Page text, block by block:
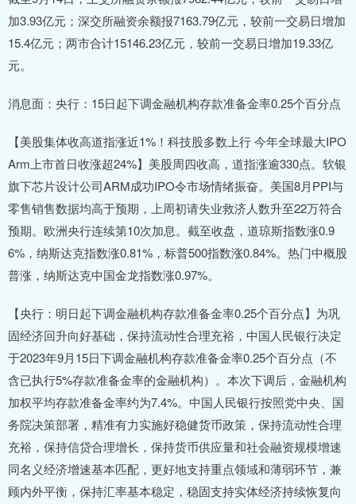
加3.93亿元；深交所融资余额报7163.79亿元，较前一交易日增加
15.4亿元；两市合计15146.23亿元，较前一交易日增加19.33亿
元。
消息面：央行：15日起下调金融机构存款准备金率0.25个百分点
【美股集体收高道指涨近1%！科技股多数上行 今年全球最大IPO
Arm上市首日收涨超24%】美股周四收高，道指涨逾330点。软银
旗下芯片设计公司ARM成功IPO令市场情绪振奋。美国8月PPI与
零售销售数据均高于预期，上周初请失业救济人数升至22万符合
预期。欧洲央行连续第10次加息。截至收盘，道琼斯指数涨0.9
6%，纳斯达克指数涨0.81%，标普500指数涨0.84%。热门中概股
普涨，纳斯达克中国金龙指数涨0.97%。
【央行：明日起下调金融机构存款准备金率0.25个百分点】为巩
固经济回升向好基础，保持流动性合理充裕，中国人民银行决定
于2023年9月15日下调金融机构存款准备金率0.25个百分点（不
含已执行5%存款准备金率的金融机构）。本次下调后，金融机构
加权平均存款准备金率约为7.4%。中国人民银行按照党中央、国
务院决策部署，精准有力实施好稳健货币政策，保持流动性合理
充裕，保持信贷合理增长，保持货币供应量和社会融资规模增速
同名义经济增速基本匹配，更好地支持重点领域和薄弱环节，兼
顾内外平衡，保持汇率基本稳定，稳固支持实体经济持续恢复向